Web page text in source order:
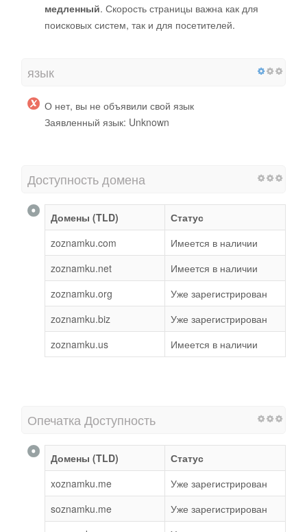
медленный. Скорость страницы важна как для
поисковых систем, так и для посетителей.
язык
О нет, вы не объявили свой язык
Заявленный язык: Unknown
Доступность домена
Домены (TLD)
Статус
zoznamku.com
Имеется в наличии
zoznamku.net
Имеется в наличии
zoznamku.org
Уже зарегистрирован
zoznamku.biz
Уже зарегистрирован
zoznamku.us
Имеется в наличии
Опечатка Доступность
Домены (TLD)
Статус
xoznamku.me
Уже зарегистрирован
soznamku.me
Уже зарегистрирован